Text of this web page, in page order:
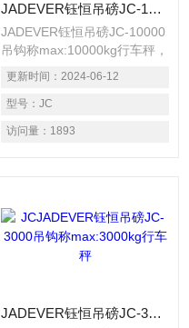
JADEVER钰恒吊磅JC-10000吊钩称max:10000kg行车秤
JADEVER钰恒吊磅JC-10000
吊钩称max:10000kg行车秤，
上海麻豆精品国产自产在线观
看实业发展有限公司为
JADEVER钰恒电子秤上海地
区授权代理商，为客户提供各
类国产麻豆视频入口，麻豆日
线昏暗的场合使用。
更新时间： 2024-06-12
型号： JC
访问量： 1893
JADEVER钰恒吊磅JC-3000吊钩称max:3000kg行车秤